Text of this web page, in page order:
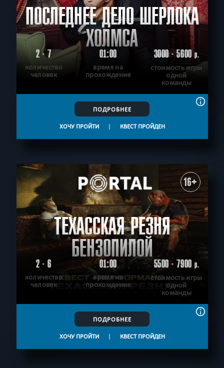
ПОСЛЕДНЕЕ ДЕЛО ШЕРЛОКА
ХОЛМСА
2 - 7
количество
человек
01:00
время на
прохождение
3000 - 5600р.
стоимость игры
одной
команды
ПОДРОБНЕЕ
ХОЧУ ПРОЙТИ | КВЕСТ ПРОЙДЕН
16+
ТЕХАССКАЯ РЕЗНЯ
БЕНЗОПИЛОЙ
2 - 6
количество
человек
01:00
время на
прохождение
5500 - 7900р.
стоимость игры
одной
команды
ПОДРОБНЕЕ
ХОЧУ ПРОЙТИ | КВЕСТ ПРОЙДЕН